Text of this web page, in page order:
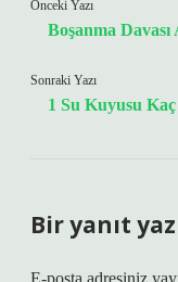
Önceki Yazı
Boşanma Davası
Sonraki Yazı
1 Su Kuyusu
Bir yanıt
E-posta adresiniz